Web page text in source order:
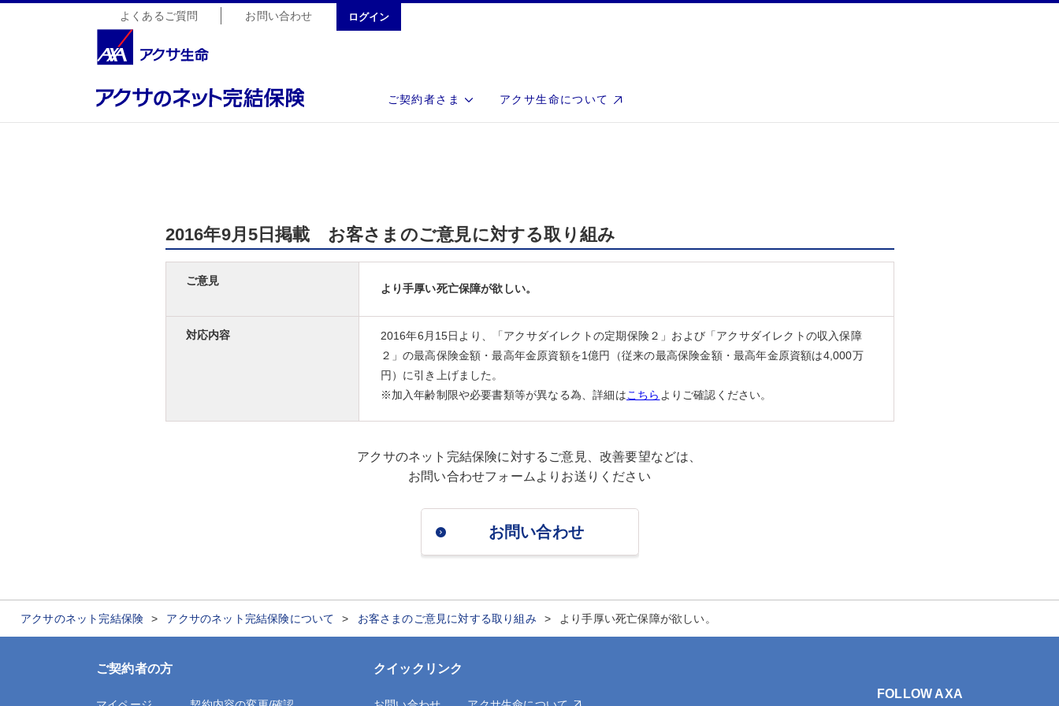
よくあるご質問 お問い合わせ ログイン
ご契約者さま アクサ生命について
2016年9月5日掲載 お客さまのご意見に対する取り組み
ご意見
より手厚い死亡保障が欲しい。
対応内容
2016年6月15日より、「アクサダイレクトの定期保険２」および「アクサダイレクトの収入保障
２」の最高保険金額・最高年金原資額を1億円（従来の最高保険金額・最高年金原資額は4,000万
円）に引き上げました。
※加入年齢制限や必要書類等が異なる為、詳細はこちら よりご確認ください。
アクサのネット完結保険に対するご意見、改善要望などは、
お問い合わせフォームよりお送りください
お問い合わせ
アクサのネット完結保険 アクサのネット完結保険について お客さまのご意見に対する取り組み より手厚い死亡保障が欲しい。
ご契約者の方 クイックリンク
FOLLOW AXA